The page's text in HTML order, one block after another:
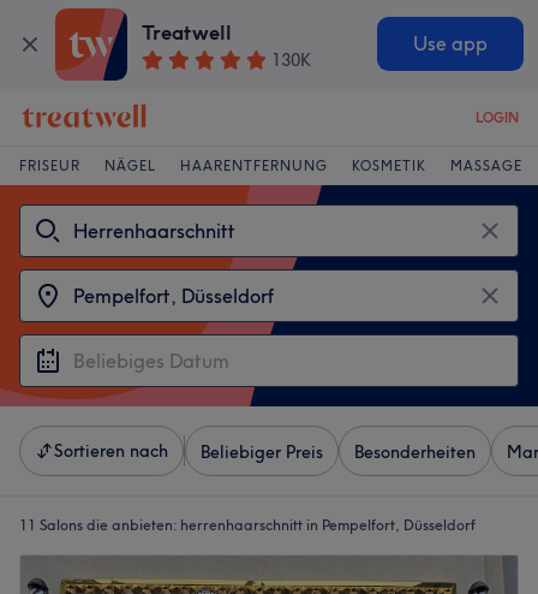
Treatwell
130K
Use app
LOGIN
FRISEUR NÄGEL HAARENTFERNUNG KOSMETIK MASSAGE
Sortieren nach Beliebiger Preis Besonderheiten
11 Salons die anbieten: herrenhaarschnitt in Pempelfort, Düsseldorf